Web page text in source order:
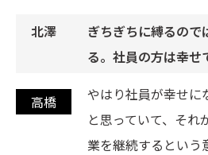
ぎちぎちに縛るので
る。社員の方は幸せ
やはり社員が幸せに
と思っていて、そ
業を継続するという